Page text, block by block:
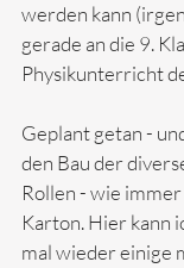
werden kann
gerade an die 9.
Physikunterricht
Geplant getan -
den Bau der
Rollen - wie
Karton. Hier kann
mal wieder einige